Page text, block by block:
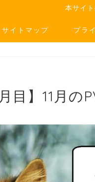
本サイ
サイトマップ プラ
目】11月の